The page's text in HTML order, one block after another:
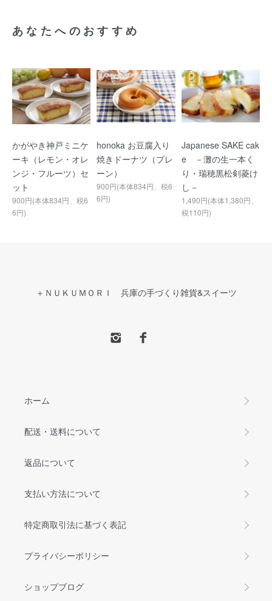
あなたへのおすすめ
かがやき神戸ミニケ
ーキ（レモン・オレ
ンジ・フルーツ）セ
ット
900円(本体834円、税6
6円)
honoka お豆腐入り
焼きドーナツ（プレ
ーン）
900円(本体834円、税6
6円)
Japanese SAKE cak
e －灘の生一本く
り・瑞穂黒松剣菱け
し－
1,490円(本体1,380円、
税110円)
＋ＮＵＫＵＭＯＲＩ 兵庫の手づくり雑貨&スイーツ
ホーム
配送・送料について
返品について
支払い方法について
特定商取引法に基づく表記
プライバシーポリシー
ショップブログ